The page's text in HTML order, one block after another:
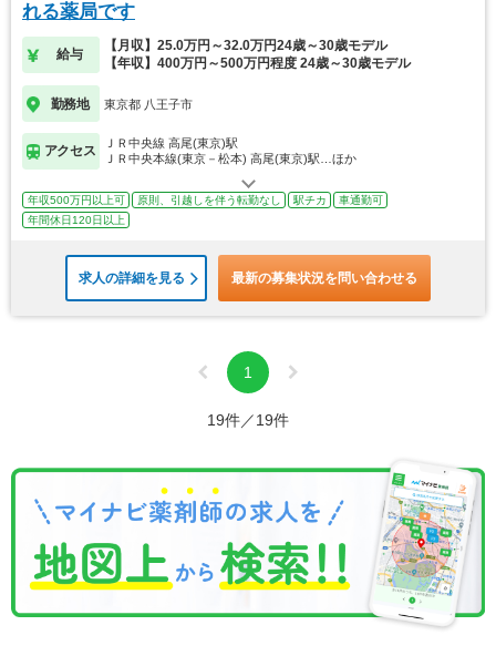
れる薬局です
給与
【月収】25.0万円～32.0万円24歳～30歳モデル
【年収】400万円～500万円程度 24歳～30歳モデル
勤務地 東京都 八王子市
アクセス
ＪＲ中央線 高尾(東京)駅
ＪＲ中央本線(東京－松本) 高尾(東京)駅…ほか
年収500万円以上可 原則、引越しを伴う転勤なし 駅チカ
車通勤可
年間休日120日以上
求人の詳細を見る 最新の募集状況を問い合わせる
1
19件／19件